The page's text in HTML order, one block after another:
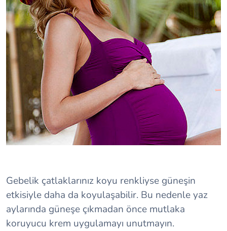
Gebelik çatlaklarınız koyu renkliyse güneşin
etkisiyle daha da koyulaşabilir. Bu nedenle yaz
aylarında güneşe çıkmadan önce mutlaka
koruyucu krem uygulamayı unutmayın.